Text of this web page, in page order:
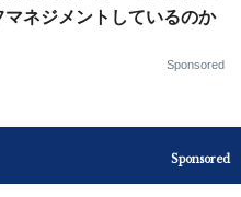
マネジメントしているのか
Sponsored
Sponsored